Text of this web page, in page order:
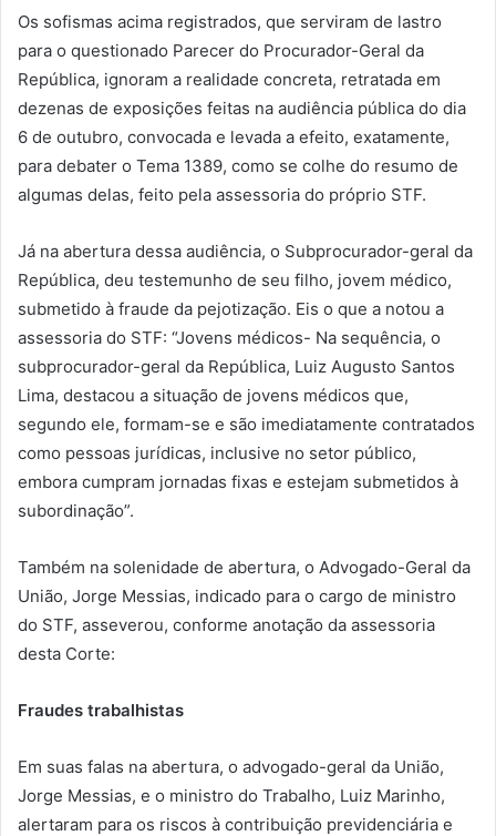
Os sofismas acima registrados, que serviram de lastro
para o questionado Parecer do Procurador-Geral da
República, ignoram a realidade concreta, retratada em
dezenas de exposições feitas na audiência pública do dia
6 de outubro, convocada e levada a efeito, exatamente,
para debater o Tema 1389, como se colhe do resumo de
algumas delas, feito pela assessoria do próprio STF.
Já na abertura dessa audiência, o Subprocurador-geral da
República, deu testemunho de seu filho, jovem médico,
submetido à fraude da pejotização. Eis o que a notou a
assessoria do STF: “Jovens médicos- Na sequência, o
subprocurador-geral da República, Luiz Augusto Santos
Lima, destacou a situação de jovens médicos que,
segundo ele, formam-se e são imediatamente contratados
como pessoas jurídicas, inclusive no setor público,
embora cumpram jornadas fixas e estejam submetidos à
subordinação”.
Também na solenidade de abertura, o Advogado-Geral da
União, Jorge Messias, indicado para o cargo de ministro
do STF, asseverou, conforme anotação da assessoria
desta Corte:
Fraudes trabalhistas
Em suas falas na abertura, o advogado-geral da União,
Jorge Messias, e o ministro do Trabalho, Luiz Marinho,
alertaram para os riscos à contribuição previdenciária e